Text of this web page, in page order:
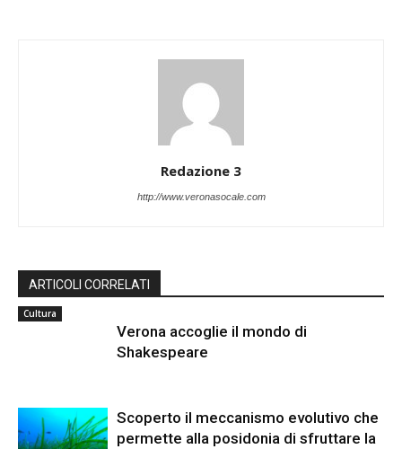
Redazione 3
http://www.veronasocale.com
ARTICOLI CORRELATI
Cultura
Verona accoglie il mondo di
Shakespeare
Scoperto il meccanismo evolutivo che
permette alla posidonia di sfruttare la